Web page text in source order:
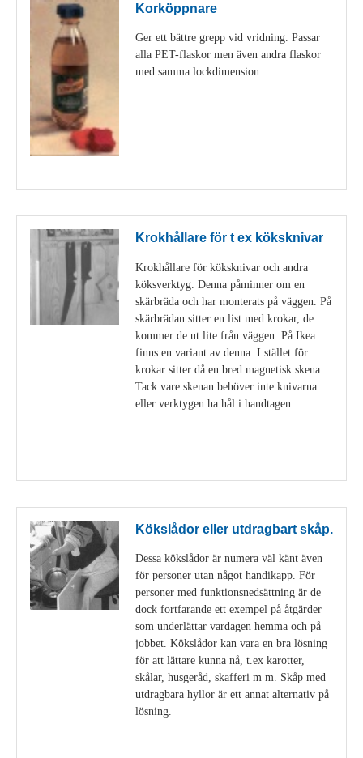
Korköppnare
Ger ett bättre grepp vid vridning. Passar
alla PET-flaskor men även andra flaskor
med samma lockdimension
Krokhållare för t ex köksknivar
Krokhållare för köksknivar och andra
köksverktyg. Denna påminner om en
skärbräda och har monterats på väggen. På
skärbrädan sitter en list med krokar, de
kommer de ut lite från väggen. På Ikea
finns en variant av denna. I stället för
krokar sitter då en bred magnetisk skena.
Tack vare skenan behöver inte knivarna
eller verktygen ha hål i handtagen.
Kökslådor eller utdragbart skåp.
Dessa kökslådor är numera väl känt även
för personer utan något handikapp. För
personer med funktionsnedsättning är de
dock fortfarande ett exempel på åtgärder
som underlättar vardagen hemma och på
jobbet. Kökslådor kan vara en bra lösning
för att lättare kunna nå, t.ex karotter,
skålar, husgeråd, skafferi m m. Skåp med
utdragbara hyllor är ett annat alternativ på
lösning.